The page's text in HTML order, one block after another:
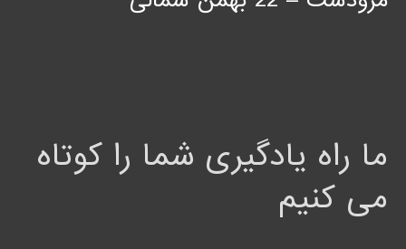
ما راه یادگیری شما را کوتاه
می کنیم